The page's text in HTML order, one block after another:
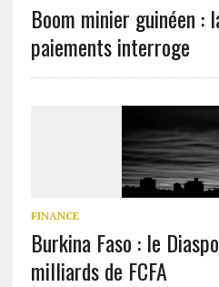
Boom minier guinéen :
paiements interroge
FINANCE
Burkina Faso : le
milliards de FCFA